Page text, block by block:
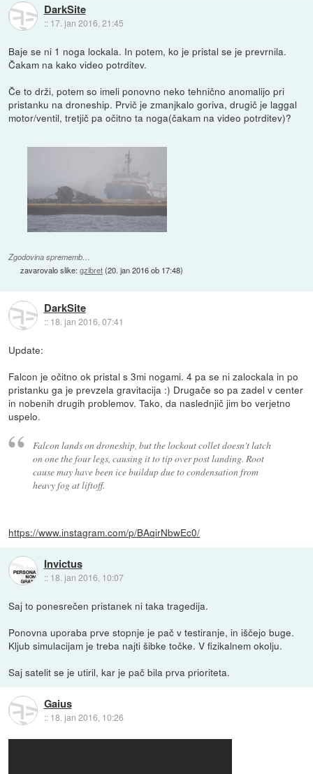
DarkSite
:: 17. jan 2016, 21:45
Baje se ni 1 noga lockala. In potem, ko je pristal se je prevrnila.
Čakam na kako video potrditev.
Če to drži, potem so imeli ponovno neko tehnično anomalijo pri
pristanku na droneship. Prvič je zmanjkalo goriva, drugič je laggal
motor/ventil, tretjič pa očitno ta noga(čakam na video potrditev)?
Zgodovina sprememb…
zavarovalo slike:gzibret(20. jan 2016 ob 17:48)
DarkSite
:: 18. jan 2016, 07:41
Update:
Falcon je očitno ok pristal s 3mi nogami. 4 pa se ni zalockala in po
pristanku ga je prevzela gravitacija :) Drugače so pa zadel v center
in nobenih drugih problemov. Tako, da naslednjič jim bo verjetno
uspelo.
Falcon lands on droneship, but the lockout collet doesn't latch
on one the four legs, causing it to tip over post landing. Root
cause may have been ice buildup due to condensation from
heavy fog at liftoff.
https://www.instagram.com/p/BAqirNbwEc0/
Invictus
:: 18. jan 2016, 10:07
Saj to ponesrečen pristanek ni taka tragedija.
Ponovna uporaba prve stopnje je pač v testiranje, in iščejo buge.
Kljub simulacijam je treba najti šibke točke. V fizikalnem okolju.
Saj satelit se je utiril, kar je pač bila prva prioriteta.
Gaius
:: 18. jan 2016, 10:26